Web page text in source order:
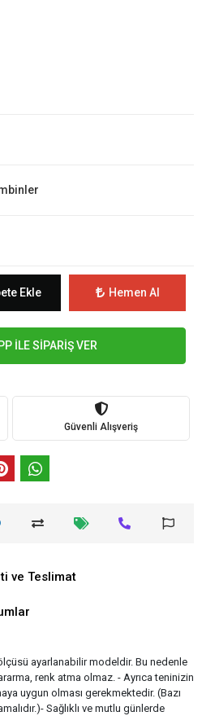
Ekle Hemen Al
İLE SİPARİŞ VER
Güvenli Alışveriş
ve Teslimat
ayarlanabilir modeldir. Bu nedenle
renk atma olmaz. - Ayrıca teninizin
uygun olması gerekmektedir. (Bazı
Sağlıklı ve mutlu günlerde